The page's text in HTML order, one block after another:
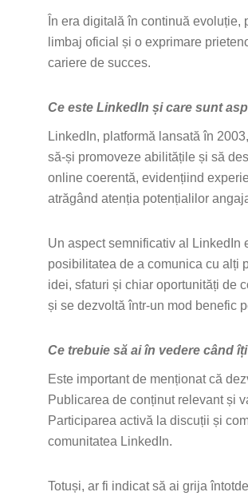
În era digitală în continuă
limbaj oficial și o exprimare
cariere de succes.
Ce este LinkedIn și care sunt
LinkedIn, platformă lansată în
să-și promoveze abilitățile și să
online coerentă, evidențiind
atrăgând atenția potențialilor
Un aspect semnificativ al LinkedIn
posibilitatea de a comunica cu alți
idei, sfaturi și chiar oportunități de
și se dezvoltă într-un mod benefic
Ce trebuie să ai în vedere când
Este important de menționat că
Publicarea de conținut relevant și
Participarea activă la discuții și
comunitatea LinkedIn.
Totuși, ar fi indicat să ai grija